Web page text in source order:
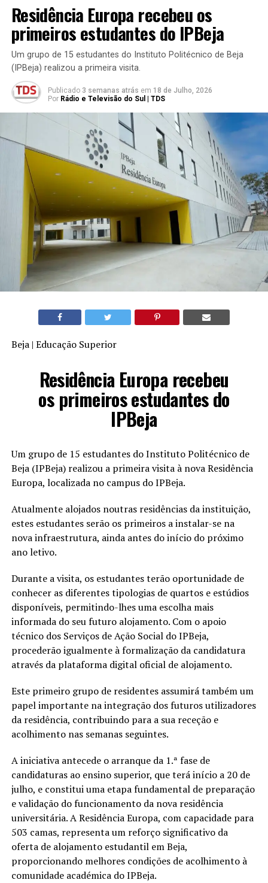
Residência Europa recebeu os
primeiros estudantes do IPBeja
Um grupo de 15 estudantes do Instituto Politécnico de Beja
(IPBeja) realizou a primeira visita.
Publicado 3 semanas atrás em 18 de Julho, 2026
Por Rádio e Televisão do Sul | TDS
Beja | Educação Superior
Residência Europa recebeu
os primeiros estudantes do
IPBeja
Um grupo de 15 estudantes do Instituto Politécnico de
Beja (IPBeja) realizou a primeira visita à nova Residência
Europa, localizada no campus do IPBeja.
Atualmente alojados noutras residências da instituição,
estes estudantes serão os primeiros a instalar-se na
nova infraestrutura, ainda antes do início do próximo
ano letivo.
Durante a visita, os estudantes terão oportunidade de
conhecer as diferentes tipologias de quartos e estúdios
disponíveis, permitindo-lhes uma escolha mais
informada do seu futuro alojamento. Com o apoio
técnico dos Serviços de Ação Social do IPBeja,
procederão igualmente à formalização da candidatura
através da plataforma digital oficial de alojamento.
Este primeiro grupo de residentes assumirá também um
papel importante na integração dos futuros utilizadores
da residência, contribuindo para a sua receção e
acolhimento nas semanas seguintes.
A iniciativa antecede o arranque da 1.ª fase de
candidaturas ao ensino superior, que terá início a 20 de
julho, e constitui uma etapa fundamental de preparação
e validação do funcionamento da nova residência
universitária. A Residência Europa, com capacidade para
503 camas, representa um reforço significativo da
oferta de alojamento estudantil em Beja,
proporcionando melhores condições de acolhimento à
comunidade académica do IPBeja.